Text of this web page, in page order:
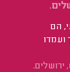
הם
ועמדו
ירושלים.